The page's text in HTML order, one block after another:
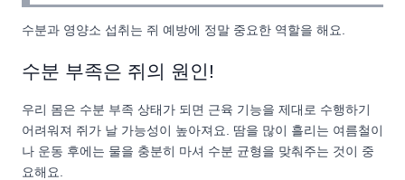
수분과 영양소 섭취는 쥐 예방에 정말 중요한 역할을 해요.
수분 부족은 쥐의 원인!
우리 몸은 수분 부족 상태가 되면 근육 기능을 제대로 수행하기
어려워져 쥐가 날 가능성이 높아져요. 땀을 많이 흘리는 여름철이
나 운동 후에는 물을 충분히 마셔 수분 균형을 맞춰주는 것이 중
요해요.